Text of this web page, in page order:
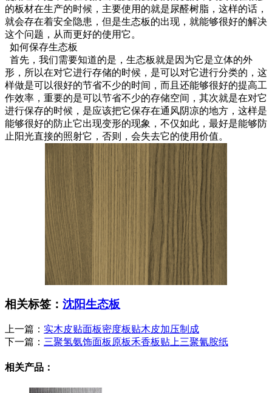
的板材在生产的时候，主要使用的就是尿醛树脂，这样的话，
就会存在着安全隐患，但是生态板的出现，就能够很好的解决
这个问题，从而更好的使用它。
如何保存生态板
首先，我们需要知道的是，生态板就是因为它是立体的外
形，所以在对它进行存储的时候，是可以对它进行分类的，这
样做是可以很好的节省不少的时间，而且还能够很好的提高工
作效率，重要的是可以节省不少的存储空间，其次就是在对它
进行保存的时候，是应该把它保存在通风阴凉的地方，这样是
能够很好的防止它出现变形的现象，不仅如此，最好是能够防
止阳光直接的照射它，否则，会失去它的使用价值。
相关标签： 沈阳生态板
上一篇： 实木皮贴面板密度板贴木皮加压制成
下一篇： 三聚氢氨饰面板原板禾香板贴上三聚氰胺纸
相关产品：